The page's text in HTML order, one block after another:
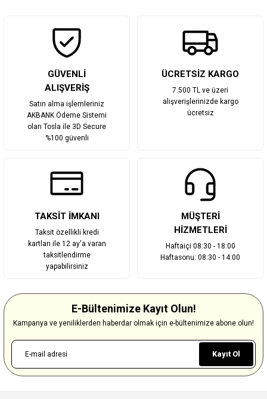
GÜVENLİ
ALIŞVERİŞ
Satın alma işlemleriniz
AKBANK Ödeme Sistemi
olan Tosla ile 3D Secure
%100 güvenli
ÜCRETSİZ KARGO
7.500 TL ve üzeri
alışverişlerinizde kargo
ücretsiz
TAKSİT İMKANI
Taksit özellikli kredi
kartları ile 12 ay'a varan
taksitlendirme
yapabilirsiniz
MÜŞTERİ
HİZMETLERİ
Haftaiçi 08:30 - 18:00
Haftasonu: 08:30 - 14:00
E-Bültenimize Kayıt Olun!
Kampanya ve yeniliklerden haberdar olmak için e-bültenimize abone olun!
Kayıt Ol